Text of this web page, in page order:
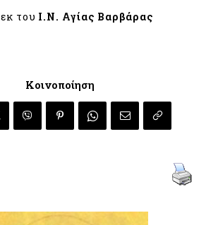
εκ του Ι.Ν. Αγίας Βαρβάρας
Κοινοποίηση